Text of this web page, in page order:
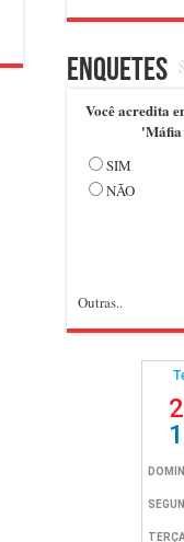
Enquetes
Você acredita
'Máfia
SIM
NÃO
Outras..